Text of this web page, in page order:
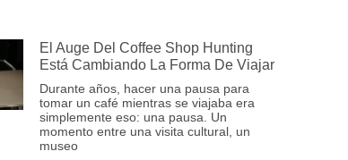
El Auge Del Coffee Shop Hunting
Está Cambiando La Forma De Viajar
Durante años, hacer una pausa para
tomar un café mientras se viajaba era
simplemente eso: una pausa. Un
momento entre una visita cultural, un
museo